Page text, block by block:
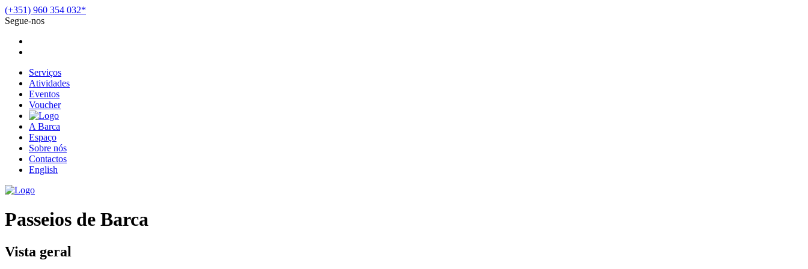
(+351) 960 354 032*
Segue-nos
Serviços
Atividades
Eventos
Voucher
A Barca
Espaço
Sobre nós
Contactos
English
Passeios de Barca
Vista geral